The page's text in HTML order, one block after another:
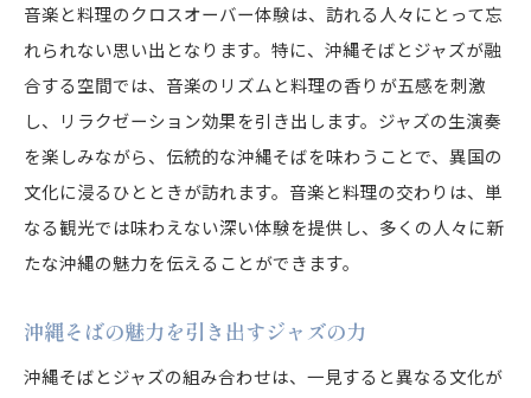
音楽と料理のクロスオーバー体験は、訪れる人々にとって忘
れられない思い出となります。特に、沖縄そばとジャズが融
合する空間では、音楽のリズムと料理の香りが五感を刺激
し、リラクゼーション効果を引き出します。ジャズの生演奏
を楽しみながら、伝統的な沖縄そばを味わうことで、異国の
文化に浸るひとときが訪れます。音楽と料理の交わりは、単
なる観光では味わえない深い体験を提供し、多くの人々に新
たな沖縄の魅力を伝えることができます。
沖縄そばの魅力を引き出すジャズの力
沖縄そばとジャズの組み合わせは、一見すると異なる文化が